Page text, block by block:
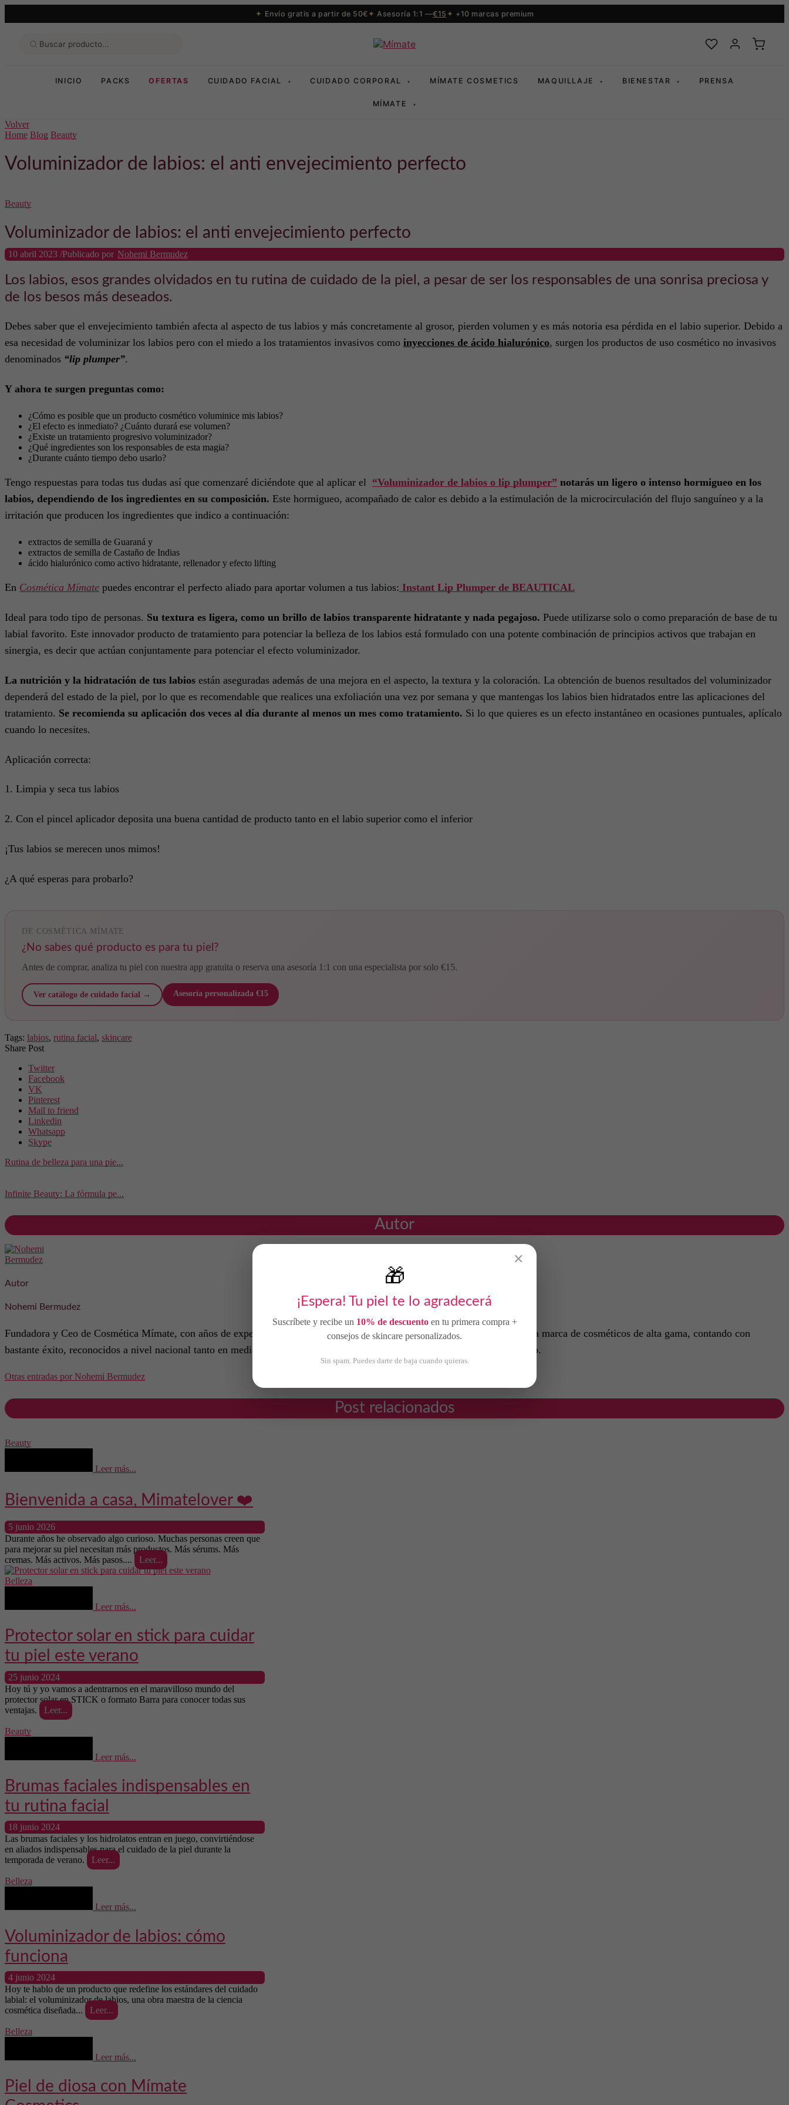
Envío gratis a partir de 50€ Asesoría 1:1 —€15 +10 marcas premium
INICIO PACKS OFERTAS CUIDADO FACIAL ▾ CUIDADO CORPORAL ▾ MÍMATE COSMETICS MAQUILLAJE ▾ BIENESTAR ▾ PRENSA
MÍMATE ▾
Volver
Home Blog Beauty
Voluminizador de labios: el anti envejecimiento perfecto
Beauty
Voluminizador de labios: el anti envejecimiento perfecto
10 abril 2023 /Publicado por Nohemi Bermudez
Los labios, esos grandes olvidados en tu rutina de cuidado de la piel, a pesar de ser los responsables de una sonrisa preciosa y
de los besos más deseados.
Debes saber que el envejecimiento también afecta al aspecto de tus labios y más concretamente al grosor, pierden volumen y es más notoria esa pérdida en el labio superior. Debido a
esa necesidad de voluminizar los labios pero con el miedo a los tratamientos invasivos como inyecciones de ácido hialurónico, surgen los productos de uso cosmético no invasivos
denominados “lip plumper”.
Y ahora te surgen preguntas como:
¿Cómo es posible que un producto cosmético voluminice mis labios?
¿El efecto es inmediato? ¿Cuánto durará ese volumen?
¿Existe un tratamiento progresivo voluminizador?
¿Qué ingredientes son los responsables de esta magia?
¿Durante cuánto tiempo debo usarlo?
Tengo respuestas para todas tus dudas así que comenzaré diciéndote que al aplicar el “Voluminizador de labios o lip plumper” notarás un ligero o intenso hormigueo en los
labios, dependiendo de los ingredientes en su composición. Este hormigueo, acompañado de calor es debido a la estimulación de la microcirculación del flujo sanguíneo y a la
irritación que producen los ingredientes que indico a continuación:
extractos de semilla de Guaraná y
extractos de semilla de Castaño de Indias
ácido hialurónico como activo hidratante, rellenador y efecto lifting
En Cosmética Mímate puedes encontrar el perfecto aliado para aportar volumen a tus labios: Instant Lip Plumper de BEAUTICAL
Ideal para todo tipo de personas. Su textura es ligera, como un brillo de labios transparente hidratante y nada pegajoso. Puede utilizarse solo o como preparación de base de tu
labial favorito. Este innovador producto de tratamiento para potenciar la belleza de los labios está formulado con una potente combinación de principios activos que trabajan en
sinergia, es decir que actúan conjuntamente para potenciar el efecto voluminizador.
La nutrición y la hidratación de tus labios están aseguradas además de una mejora en el aspecto, la textura y la coloración. La obtención de buenos resultados del voluminizador
dependerá del estado de la piel, por lo que es recomendable que realices una exfoliación una vez por semana y que mantengas los labios bien hidratados entre las aplicaciones del
tratamiento. Se recomienda su aplicación dos veces al día durante al menos un mes como tratamiento. Si lo que quieres es un efecto instantáneo en ocasiones puntuales, aplícalo
cuando lo necesites.
Aplicación correcta:
1. Limpia y seca tus labios
2. Con el pincel aplicador deposita una buena cantidad de producto tanto en el labio superior como el inferior
¡Tus labios se merecen unos mimos!
¿A qué esperas para probarlo?
DE COSMÉTICA MÍMATE
¿No sabes qué producto es para tu piel?
Antes de comprar, analiza tu piel con nuestra app gratuita o reserva una asesoría 1:1 con una especialista por solo €15.
Ver catálogo de cuidado facial → Asesoría personalizada €15
Tags: labios, rutina facial, skincare
Share Post
Twitter
Facebook
VK
Pinterest
Mail to friend
Linkedin
Whatsapp
Skype
Rutina de belleza para una pie...
Infinite Beauty: La fórmula pe...
Autor
Autor
Nohemi Bermudez
Fundadora y Ceo de Cosmética Mímate, con años de experiencia en el sector de la cosmética, decide comercializar su propia marca de cosméticos de alta gama, contando con
bastante éxito, reconocidos a nivel nacional tanto en medios de prensa, así como la recepción de varios premios en su campo.
Otras entradas por Nohemi Bermudez
Post relacionados
Beauty
Leer más...
Bienvenida a casa, Mimatelover ❤️
5 junio 2026
Durante años he observado algo curioso. Muchas personas creen que
para mejorar su piel necesitan más productos. Más sérums. Más
cremas. Más activos. Más pasos....
Leer...
Belleza
Leer más...
Protector solar en stick para cuidar
tu piel este verano
25 junio 2024
Hoy tú y yo vamos a adentrarnos en el maravilloso mundo del
protector solar en STICK o formato Barra para conocer todas sus
ventajas.
Leer...
Beauty
Leer más...
Brumas faciales indispensables en
tu rutina facial
18 junio 2024
Las brumas faciales y los hidrolatos entran en juego, convirtiéndose
en aliados indispensables para el cuidado de la piel durante la
temporada de verano.
Leer...
Belleza
Leer más...
Voluminizador de labios: cómo
funciona
4 junio 2024
Hoy te hablo de un producto que redefine los estándares del cuidado
labial: el voluminizador de labios, una obra maestra de la ciencia
cosmética diseñada...
Leer...
Belleza
Leer más...
Piel de diosa con Mímate
✕
🎁
¡Espera! Tu piel te lo agradecerá
Suscríbete y recibe un 10% de descuentoen tu primera compra +
consejos de skincare personalizados.
Sin spam. Puedes darte de baja cuando quieras.